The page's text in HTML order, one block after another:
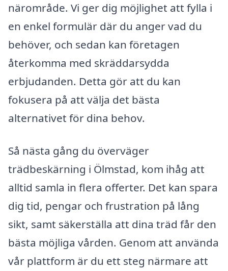
närområde. Vi ger dig möjlighet att fylla i
en enkel formulär där du anger vad du
behöver, och sedan kan företagen
återkomma med skräddarsydda
erbjudanden. Detta gör att du kan
fokusera på att välja det bästa
alternativet för dina behov.
Så nästa gång du överväger
trädbeskärning i Ölmstad, kom ihåg att
alltid samla in flera offerter. Det kan spara
dig tid, pengar och frustration på lång
sikt, samt säkerställa att dina träd får den
bästa möjliga vården. Genom att använda
vår plattform är du ett steg närmare att